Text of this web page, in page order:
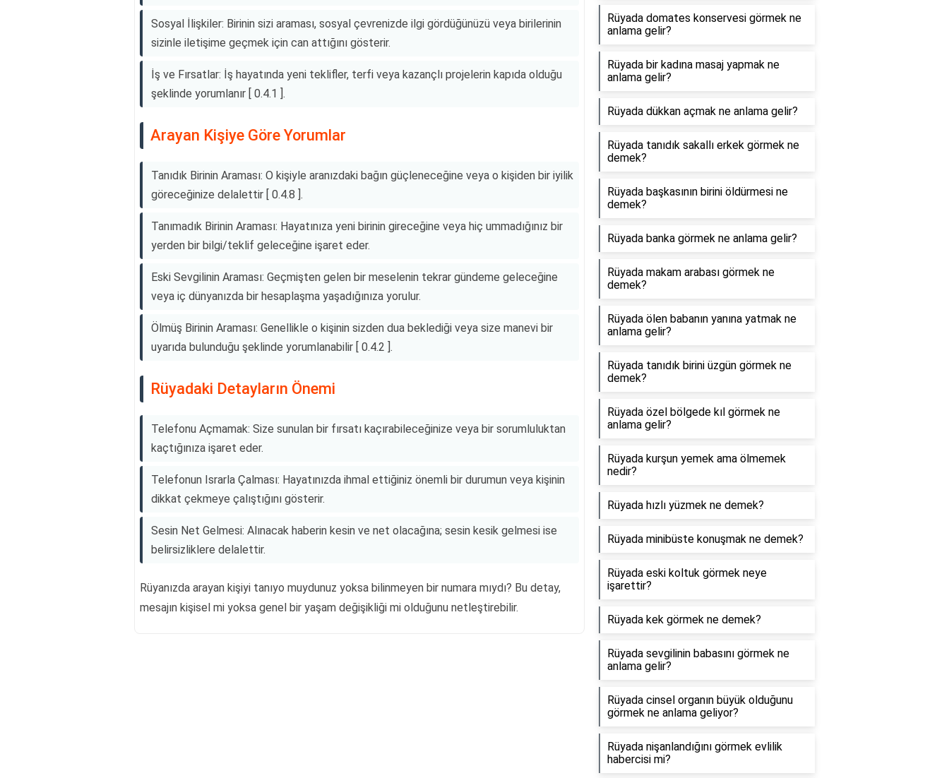
Sosyal İlişkiler: Birinin sizi araması, sosyal çevrenizde ilgi gördüğünüzü veya birilerinin
sizinle iletişime geçmek için can attığını gösterir.
İş ve Fırsatlar: İş hayatında yeni teklifler, terfi veya kazançlı projelerin kapıda olduğu
şeklinde yorumlanır [ 0.4.1 ].
Arayan Kişiye Göre Yorumlar
Tanıdık Birinin Araması: O kişiyle aranızdaki bağın güçleneceğine veya o kişiden bir iyilik
göreceğinize delalettir [ 0.4.8 ].
Tanımadık Birinin Araması: Hayatınıza yeni birinin gireceğine veya hiç ummadığınız bir
yerden bir bilgi/teklif geleceğine işaret eder.
Eski Sevgilinin Araması: Geçmişten gelen bir meselenin tekrar gündeme geleceğine
veya iç dünyanızda bir hesaplaşma yaşadığınıza yorulur.
Ölmüş Birinin Araması: Genellikle o kişinin sizden dua beklediği veya size manevi bir
uyarıda bulunduğu şeklinde yorumlanabilir [ 0.4.2 ].
Rüyadaki Detayların Önemi
Telefonu Açmamak: Size sunulan bir fırsatı kaçırabileceğinize veya bir sorumluluktan
kaçtığınıza işaret eder.
Telefonun Israrla Çalması: Hayatınızda ihmal ettiğiniz önemli bir durumun veya kişinin
dikkat çekmeye çalıştığını gösterir.
Sesin Net Gelmesi: Alınacak haberin kesin ve net olacağına; sesin kesik gelmesi ise
belirsizliklere delalettir.
Rüyanızda arayan kişiyi tanıyo muydunuz yoksa bilinmeyen bir numara mıydı? Bu detay,
mesajın kişisel mi yoksa genel bir yaşam değişikliği mi olduğunu netleştirebilir.
Rüyada domates konservesi görmek ne
anlama gelir?
Rüyada bir kadına masaj yapmak ne
anlama gelir?
Rüyada dükkan açmak ne anlama gelir?
Rüyada tanıdık sakallı erkek görmek ne
demek?
Rüyada başkasının birini öldürmesi ne
demek?
Rüyada banka görmek ne anlama gelir?
Rüyada makam arabası görmek ne
demek?
Rüyada ölen babanın yanına yatmak ne
anlama gelir?
Rüyada tanıdık birini üzgün görmek ne
demek?
Rüyada özel bölgede kıl görmek ne
anlama gelir?
Rüyada kurşun yemek ama ölmemek
nedir?
Rüyada hızlı yüzmek ne demek?
Rüyada minibüste konuşmak ne demek?
Rüyada eski koltuk görmek neye
işarettir?
Rüyada kek görmek ne demek?
Rüyada sevgilinin babasını görmek ne
anlama gelir?
Rüyada cinsel organın büyük olduğunu
görmek ne anlama geliyor?
Rüyada nişanlandığını görmek evlilik
habercisi mi?